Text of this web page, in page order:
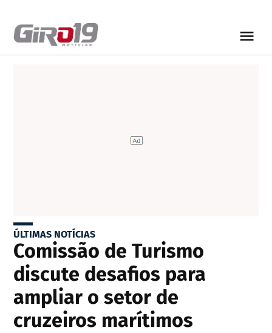
ÚLTIMAS NOTÍCIAS
Comissão de Turismo
discute desafios para
ampliar o setor de
cruzeiros marítimos